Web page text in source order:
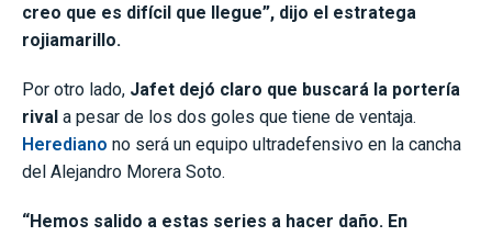
creo que es difícil que llegue”, dijo el estratega
rojiamarillo.
Por otro lado, Jafet dejó claro que buscará la portería
rival a pesar de los dos goles que tiene de ventaja.
Herediano no será un equipo ultradefensivo en la cancha
del Alejandro Morera Soto.
“Hemos salido a estas series a hacer daño. En